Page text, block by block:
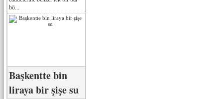
bö...
Başkentte bin
liraya bir şişe su